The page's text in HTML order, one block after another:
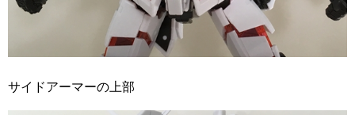
サイドアーマーの上部